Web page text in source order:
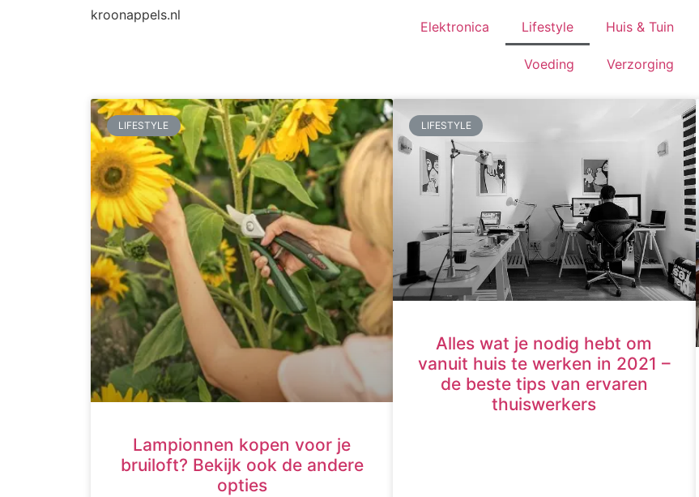
kroonappels.nl
Elektronica Lifestyle Huis & Tuin
Voeding Verzorging
LIFESTYLE
Lampionnen kopen voor je
bruiloft? Bekijk ook de andere
opties
LIFESTYLE
Alles wat je nodig hebt om
vanuit huis te werken in 2021 –
de beste tips van ervaren
thuiswerkers